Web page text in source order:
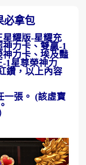
必拿包
耀版-星耀充
力卡、雙贏-1
神力卡、埃及豔
1星尊榮神力
鑽，以上內容
一張。 (該虛寶